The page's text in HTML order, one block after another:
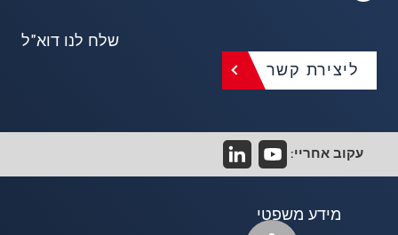
שלח לנו דוא"ל
ליצירת קשר
עקוב אחריי:
מידע משפטי